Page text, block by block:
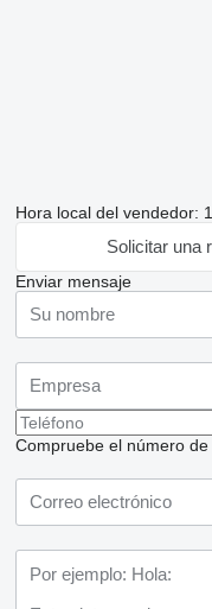
Hora local del vendedor:
Solicitar una
Enviar mensaje
Compruebe el número